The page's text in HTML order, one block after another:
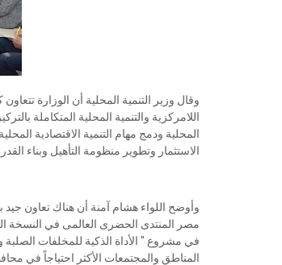
وقال وزير التنمية المحلية أن الوزارة
اللامركزية والتنمية المحلية المتكاملة
المحلية ودمج مهام التنمية الاقتصادية
الاستثمار وتطوير منظومة التأهيل وبناء
في مشروع " الأداة الذكية للمخلفات
المناطق والمجتمعات الأكثر احتياجاً في